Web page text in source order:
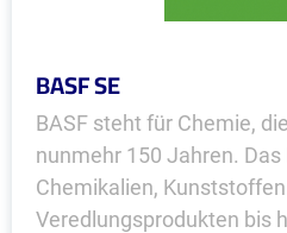
BASF SE
BASF steht für Chemie,
nunmehr 150 Jahren.
Chemikalien, Kunststoffen
Veredlungsprodukten bis